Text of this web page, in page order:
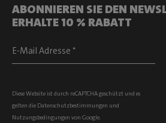
ABONNIEREN SIE DEN
ERHALTE 10 % RABATT
Diese Website ist durch reCAPTCHA geschützt und es
gelten die Datenschutzbestimmungen und
Nutzungsbedingungen von Google.